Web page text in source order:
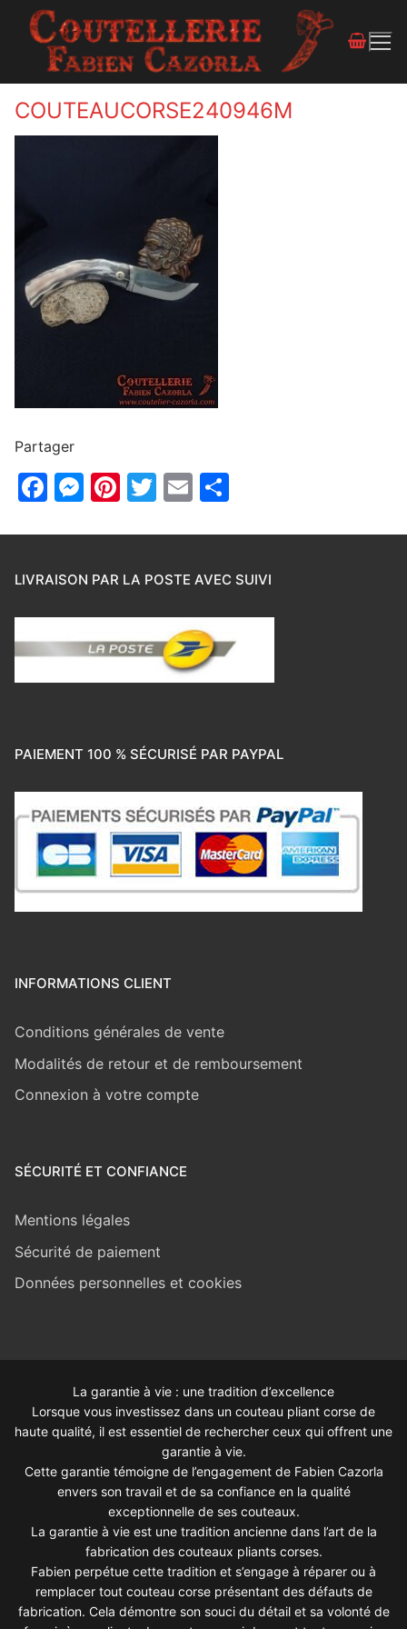
COUTEAUCORSE240946M
Partager
Facebook
Messenger
Pinterest
Twitter
Email
LIVRAISON PAR LA POSTE AVEC SUIVI
PAIEMENT 100 % SÉCURISÉ PAR PAYPAL
INFORMATIONS CLIENT
Conditions générales de vente
Modalités de retour et de remboursement
Connexion à votre compte
SÉCURITÉ ET CONFIANCE
Mentions légales
Sécurité de paiement
Données personnelles et cookies
La garantie à vie : une tradition d’excellence
Lorsque vous investissez dans un couteau pliant corse de
haute qualité, il est essentiel de rechercher ceux qui offrent une
garantie à vie.
Cette garantie témoigne de l’engagement de Fabien Cazorla
envers son travail et de sa confiance en la qualité
exceptionnelle de ses couteaux.
La garantie à vie est une tradition ancienne dans l’art de la
fabrication des couteaux pliants corses.
Fabien perpétue cette tradition et s’engage à réparer ou à
remplacer tout couteau corse présentant des défauts de
fabrication. Cela démontre son souci du détail et sa volonté de